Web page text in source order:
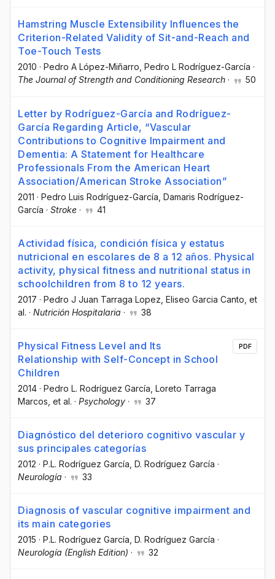
Hamstring Muscle Extensibility Influences the
Criterion-Related Validity of Sit-and-Reach and
Toe-Touch Tests
2010 · Pedro A López-Miñarro , Pedro L Rodríguez-García ·
The Journal of Strength and Conditioning Research · 50
Letter by Rodríguez-García and Rodríguez-
García Regarding Article, “Vascular
Contributions to Cognitive Impairment and
Dementia: A Statement for Healthcare
Professionals From the American Heart
Association/American Stroke Association”
2011 · Pedro Luis Rodríguez-García , Damaris Rodríguez-
García · Stroke · 41
Actividad física, condición física y estatus
nutricional en escolares de 8 a 12 años. Physical
activity, physical fitness and nutritional status in
schoolchildren from 8 to 12 years.
2017 · Pedro J Juan Tarraga Lopez , Eliseo Garcia Canto , et
al. · Nutrición Hospitalaria · 38
Physical Fitness Level and Its
Relationship with Self-Concept in School
Children
2014 · Pedro L. Rodríguez García , Loreto Tarraga
Marcos , et al. · Psychology · 37
PDF
Diagnóstico del deterioro cognitivo vascular y
sus principales categorías
2012 · P.L. Rodríguez García , D. Rodríguez García ·
Neurología · 33
Diagnosis of vascular cognitive impairment and
its main categories
2015 · P.L. Rodríguez García , D. Rodríguez García ·
Neurología (English Edition) · 32